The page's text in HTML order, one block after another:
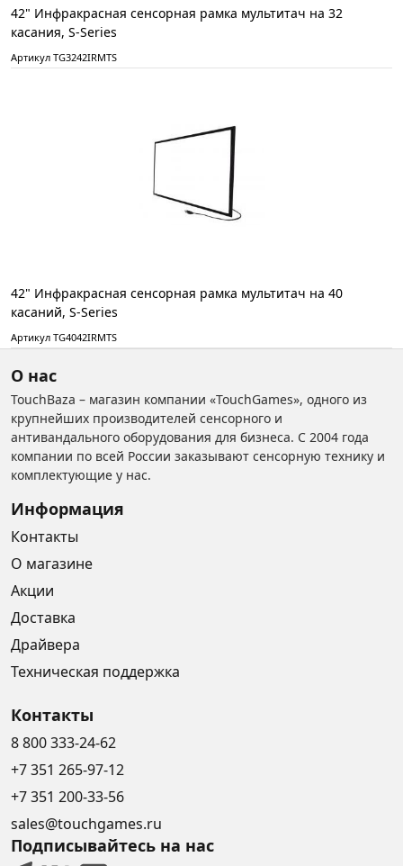
42" Инфракрасная сенсорная рамка мультитач на 32
касания, S-Series
Артикул TG3242IRMTS
42" Инфракрасная сенсорная рамка мультитач на 40
касаний, S-Series
Артикул TG4042IRMTS
О нас
TouchBaza – магазин компании «TouchGames», одного из
крупнейших производителей сенсорного и
антивандального оборудования для бизнеса. С 2004 года
компании по всей России заказывают сенсорную технику и
комплектующие у нас.
Информация
Контакты
О магазине
Акции
Доставка
Драйвера
Техническая поддержка
Контакты
8 800 333-24-62
+7 351 265-97-12
+7 351 200-33-56
sales@touchgames.ru
Подписывайтесь на нас